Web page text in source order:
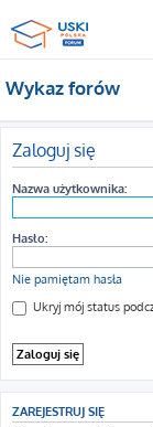
Wykaz forów
Zaloguj się
Nazwa użytkownika:
Hasło:
Nie pamiętam hasła
Ukryj mój status
ZAREJESTRUJ SIĘ